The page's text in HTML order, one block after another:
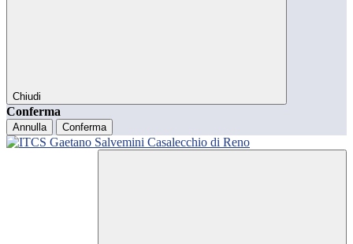
Chiudi
Conferma
Annulla Conferma